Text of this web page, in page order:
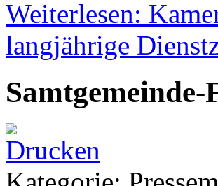
Weiterlesen:
langjährige